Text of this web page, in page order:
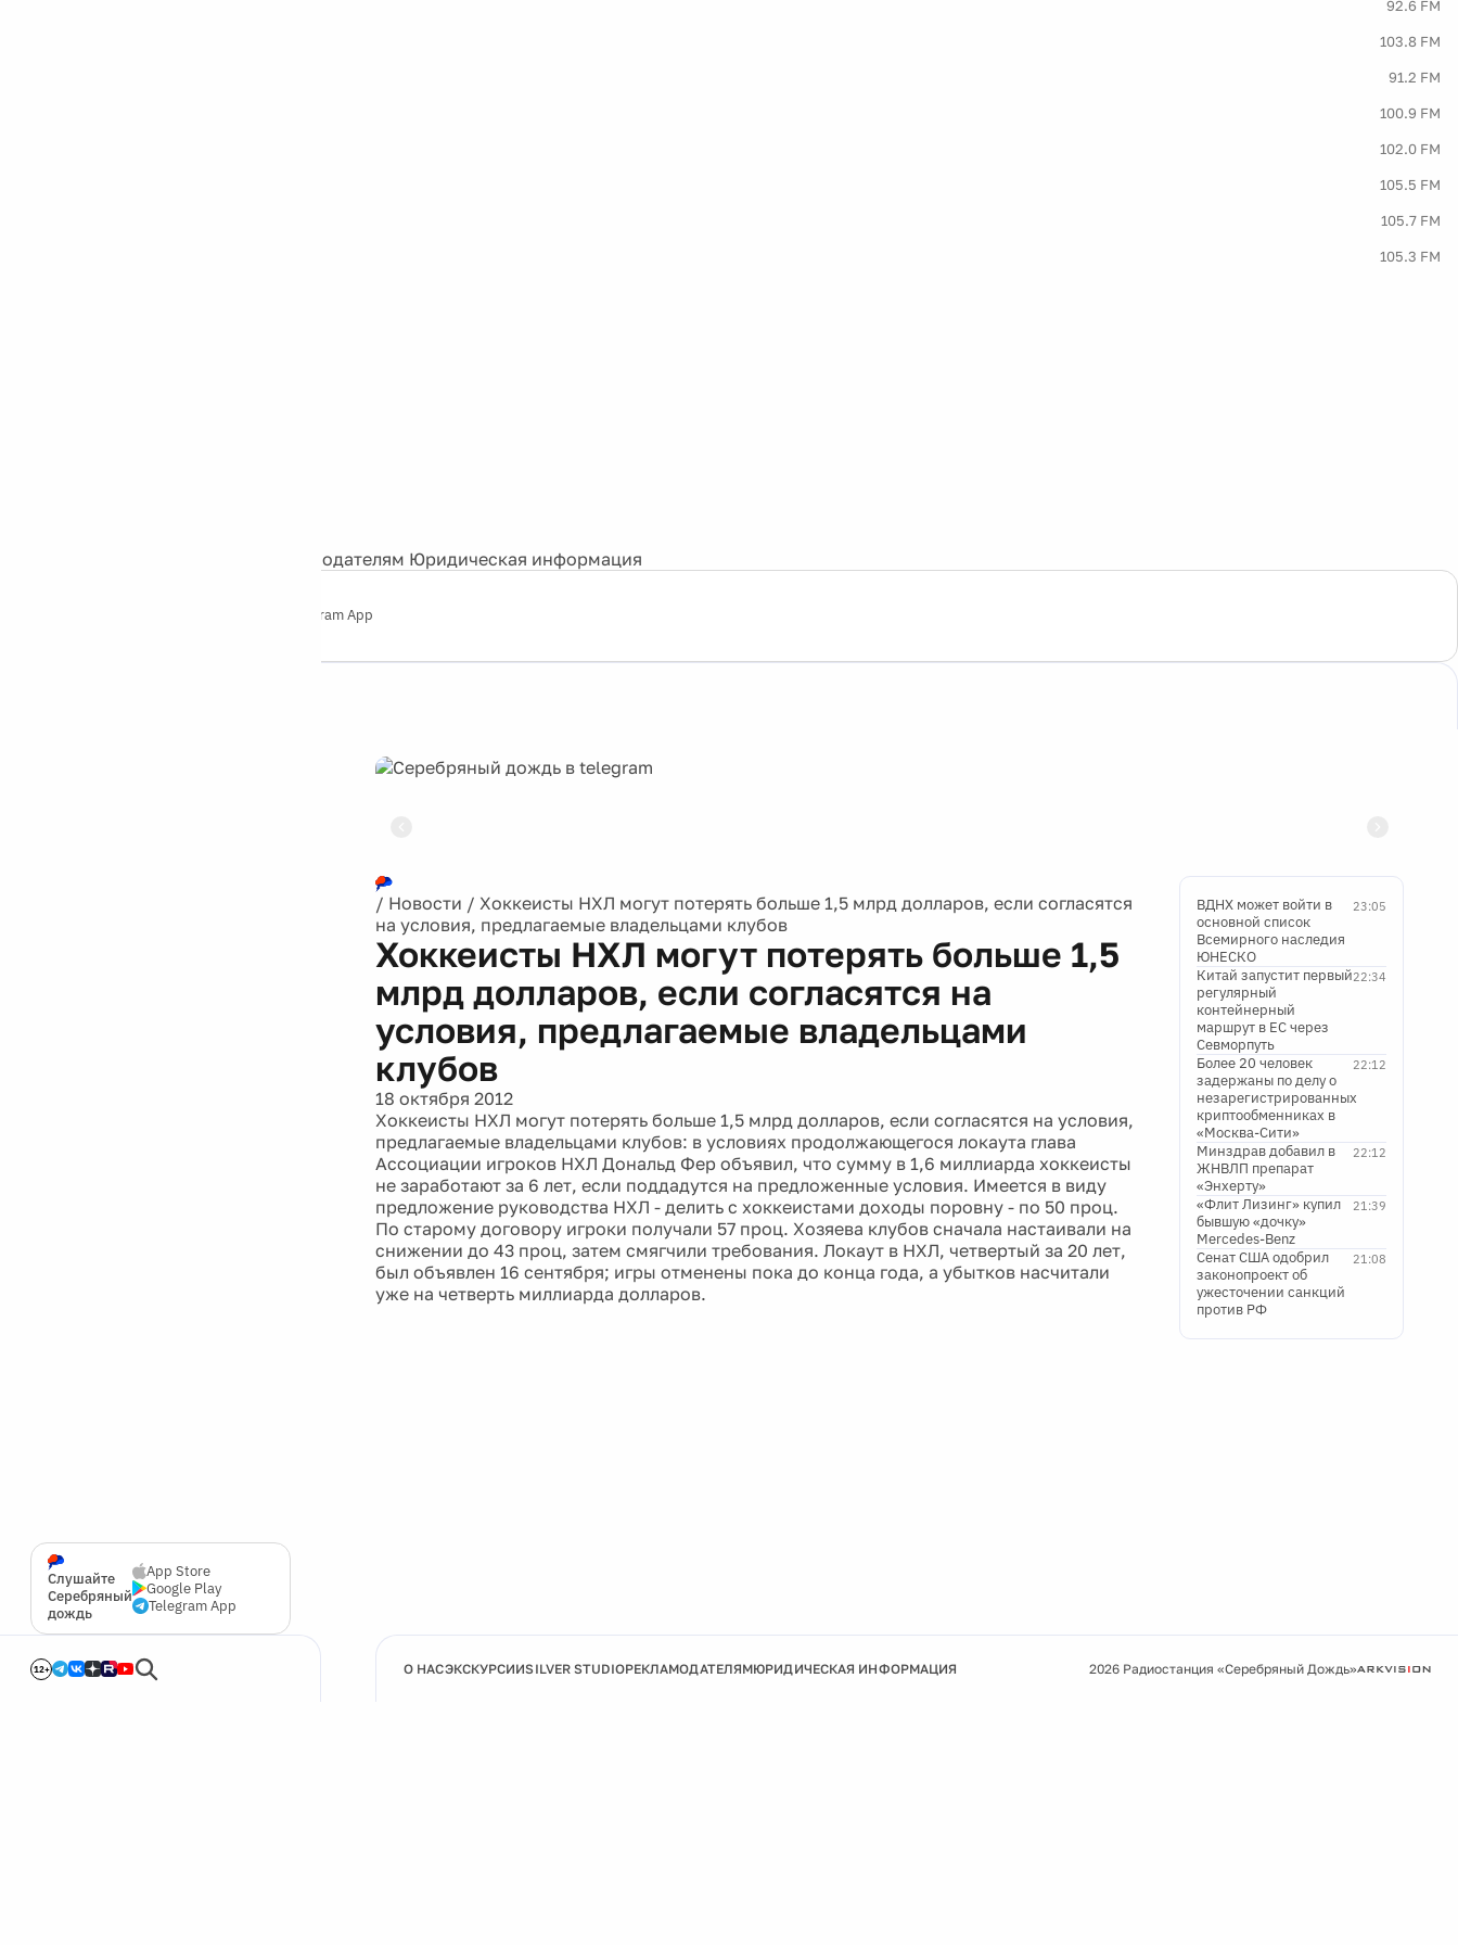
92.6 FM
103.8 FM
91.2 FM
100.9 FM
102.0 FM
105.5 FM
105.7 FM
105.3 FM
Рекламодателям Юридическая информация
Telegram App
Слушайте
Серебряный
дождь
App Store
Google Play
Telegram App
12+
/ Новости / Хоккеисты НХЛ могут потерять больше 1,5 млрд долларов, если согласятся
на условия, предлагаемые владельцами клубов
Хоккеисты НХЛ могут потерять больше 1,5
млрд долларов, если согласятся на
условия, предлагаемые владельцами
клубов
18 октября 2012
Хоккеисты НХЛ могут потерять больше 1,5 млрд долларов, если согласятся на условия,
предлагаемые владельцами клубов: в условиях продолжающегося локаута глава
Ассоциации игроков НХЛ Дональд Фер объявил, что сумму в 1,6 миллиарда хоккеисты
не заработают за 6 лет, если поддадутся на предложенные условия. Имеется в виду
предложение руководства НХЛ - делить с хоккеистами доходы поровну - по 50 проц.
По старому договору игроки получали 57 проц. Хозяева клубов сначала настаивали на
снижении до 43 проц, затем смягчили требования. Локаут в НХЛ, четвертый за 20 лет,
был объявлен 16 сентября; игры отменены пока до конца года, а убытков насчитали
уже на четверть миллиарда долларов.
23:05
ВДНХ может войти в
основной список
Всемирного наследия
ЮНЕСКО
22:34
Китай запустит первый
регулярный
контейнерный
маршрут в ЕС через
Севморпуть
22:12
Более 20 человек
задержаны по делу о
незарегистрированных
криптообменниках в
«Москва-Сити»
22:12
Минздрав добавил в
ЖНВЛП препарат
«Энхерту»
21:39
«Флит Лизинг» купил
бывшую «дочку»
Mercedes-Benz
21:08
Сенат США одобрил
законопроект об
ужесточении санкций
против РФ
О НАСЭКСКУРСИИSILVER STUDIOРЕКЛАМОДАТЕЛЯМЮРИДИЧЕСКАЯ ИНФОРМАЦИЯ 2026 Радиостанция «Серебряный Дождь»